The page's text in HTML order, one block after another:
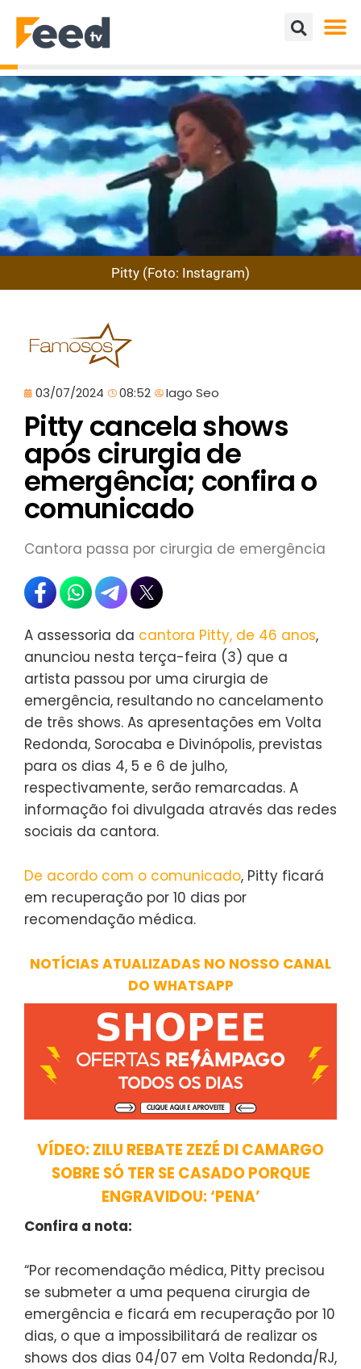
Pitty (Foto: Instagram)
03/07/2024 08:52 Iago Seo
Pitty cancela shows
após cirurgia de
emergência; confira o
comunicado
Cantora passa por cirurgia de emergência
A assessoria da cantora Pitty, de 46 anos,
anunciou nesta terça-feira (3) que a
artista passou por uma cirurgia de
emergência, resultando no cancelamento
de três shows. As apresentações em Volta
Redonda, Sorocaba e Divinópolis, previstas
para os dias 4, 5 e 6 de julho,
respectivamente, serão remarcadas. A
informação foi divulgada através das redes
sociais da cantora.
De acordo com o comunicado, Pitty ficará
em recuperação por 10 dias por
recomendação médica.
NOTÍCIAS ATUALIZADAS NO NOSSO CANAL
DO WHATSAPP
VÍDEO: ZILU REBATE ZEZÉ DI CAMARGO
SOBRE SÓ TER SE CASADO PORQUE
ENGRAVIDOU: ‘PENA’
Confira a nota:
“Por recomendação médica, Pitty precisou
se submeter a uma pequena cirurgia de
emergência e ficará em recuperação por 10
dias, o que a impossibilitará de realizar os
shows dos dias 04/07 em Volta Redonda/RJ,